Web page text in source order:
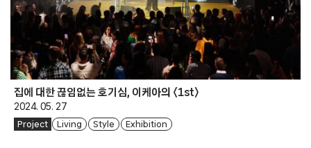
집에 대한 끊임없는 호기심, 이케아의 〈1st〉
2024. 05. 27
Project Living Style Exhibition